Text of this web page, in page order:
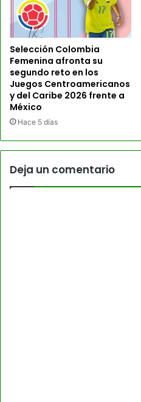
Selección Colombia
Femenina afronta su
segundo reto en los
Juegos Centroamericanos
y del Caribe 2026 frente a
México
Hace 5 días
Deja un comentario